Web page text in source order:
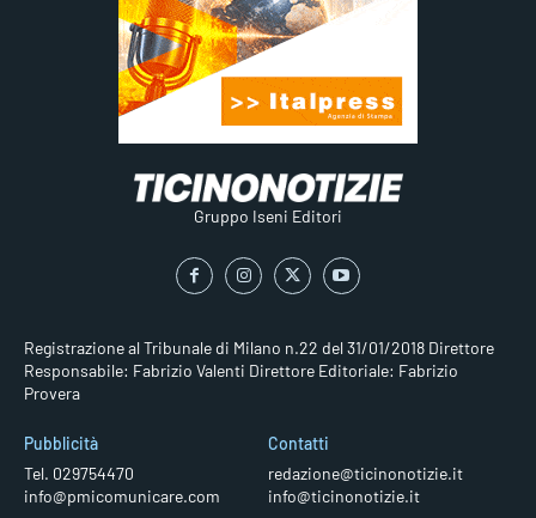
Gruppo Iseni Editori
Registrazione al Tribunale di Milano n.22 del 31/01/2018 Direttore
Responsabile: Fabrizio Valenti Direttore Editoriale: Fabrizio
Provera
Pubblicità
Tel. 029754470
info@pmicomunicare.com
Contatti
redazione@ticinonotizie.it
info@ticinonotizie.it